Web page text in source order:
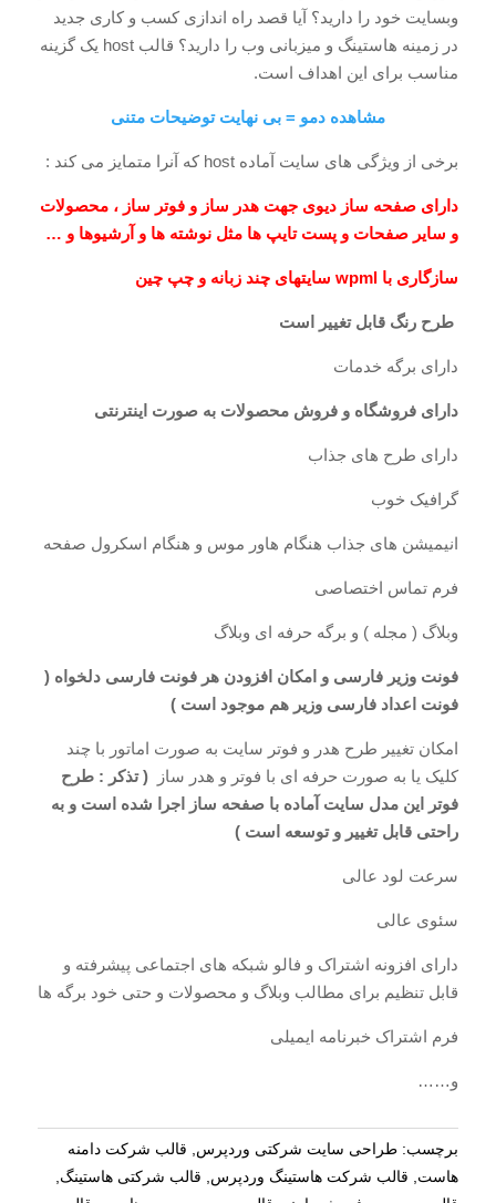
وبسایت خود را دارید؟ آیا قصد راه اندازی کسب و کاری جدید
در زمینه هاستینگ و میزبانی وب را دارید؟ قالب host یک گزینه
مناسب برای این اهداف است.
مشاهده دمو = بی نهایت توضیحات متنی
برخی از ویژگی های سایت آماده host که آنرا متمایز می کند :
دارای صفحه ساز دیوی جهت هدر ساز و فوتر ساز ، محصولات
و سایر صفحات و پست تایپ ها مثل نوشته ها و آرشیوها و …
سازگاری با wpml سایتهای چند زبانه و چپ چین
طرح رنگ قابل تغییر است
دارای برگه خدمات
دارای فروشگاه و فروش محصولات به صورت اینترنتی
دارای طرح های جذاب
گرافیک خوب
انیمیشن های جذاب هنگام هاور موس و هنگام اسکرول صفحه
فرم تماس اختصاصی
وبلاگ ( مجله ) و برگه حرفه ای وبلاگ
فونت وزیر فارسی و امکان افزودن هر فونت فارسی دلخواه (
فونت اعداد فارسی وزیر هم موجود است )
امکان تغییر طرح هدر و فوتر سایت به صورت اماتور با چند
کلیک یا به صورت حرفه ای با فوتر و هدر ساز
( تذکر : طرح
فوتر این مدل سایت آماده با صفحه ساز اجرا شده است و به
راحتی قابل تغییر و توسعه است )
سرعت لود عالی
سئوی عالی
دارای افزونه اشتراک و فالو شبکه های اجتماعی پیشرفته و
قابل تنظیم برای مطالب وبلاگ و محصولات و حتی خود برگه ها
فرم اشتراک خبرنامه ایمیلی
و……
برچسب: طراحی سایت شرکتی وردپرس
قالب شرکت دامنه
هاست
قالب شرکت هاستینگ وردپرس قالب شرکتی هاستینگ